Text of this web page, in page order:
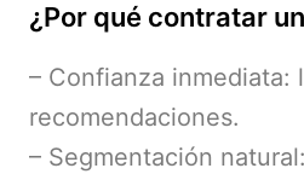
¿Por qué contratar
– Confianza inmediata:
recomendaciones.
– Segmentación